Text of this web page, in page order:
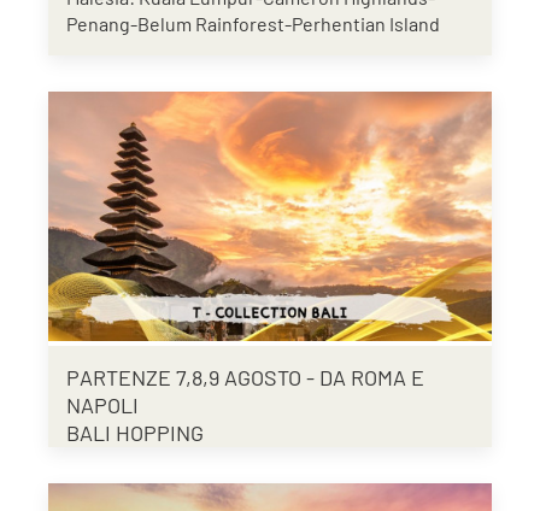
Penang-Belum Rainforest-Perhentian Island
PARTENZE 7,8,9 AGOSTO - DA ROMA E
NAPOLI
BALI HOPPING